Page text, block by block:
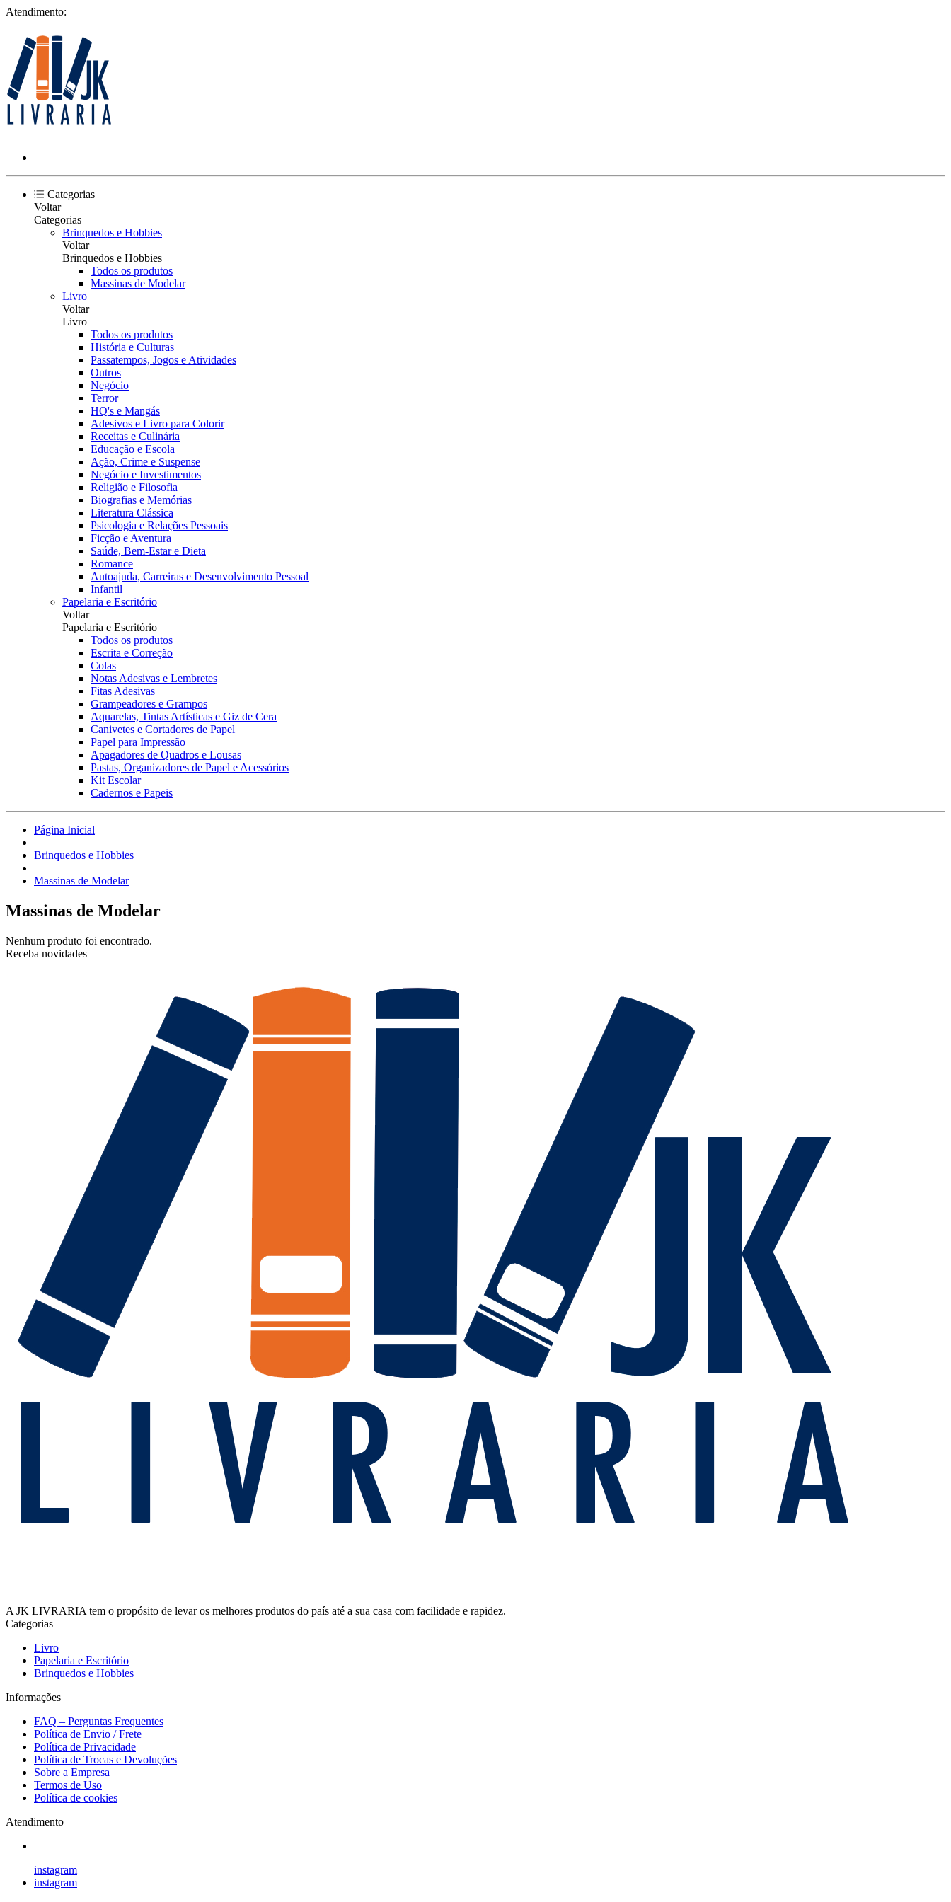
Atendimento:
Categorias
Voltar
Categorias
Brinquedos e Hobbies
Voltar
Brinquedos e Hobbies
Todos os produtos
Massinas de Modelar
Livro
Voltar
Livro
Todos os produtos
História e Culturas
Passatempos, Jogos e Atividades
Outros
Negócio
Terror
HQ's e Mangás
Adesivos e Livro para Colorir
Receitas e Culinária
Educação e Escola
Ação, Crime e Suspense
Negócio e Investimentos
Religião e Filosofia
Biografias e Memórias
Literatura Clássica
Psicologia e Relações Pessoais
Ficção e Aventura
Saúde, Bem-Estar e Dieta
Romance
Autoajuda, Carreiras e Desenvolvimento Pessoal
Infantil
Papelaria e Escritório
Voltar
Papelaria e Escritório
Todos os produtos
Escrita e Correção
Colas
Notas Adesivas e Lembretes
Fitas Adesivas
Grampeadores e Grampos
Aquarelas, Tintas Artísticas e Giz de Cera
Canivetes e Cortadores de Papel
Papel para Impressão
Apagadores de Quadros e Lousas
Pastas, Organizadores de Papel e Acessórios
Kit Escolar
Cadernos e Papeis
Página Inicial
Brinquedos e Hobbies
Massinas de Modelar
Massinas de Modelar
Nenhum produto foi encontrado.
Receba novidades
A JK LIVRARIA tem o propósito de levar os melhores produtos do país até a sua casa com facilidade e rapidez.
Categorias
Livro
Papelaria e Escritório
Brinquedos e Hobbies
Informações
FAQ – Perguntas Frequentes
Política de Envio / Frete
Política de Privacidade
Política de Trocas e Devoluções
Sobre a Empresa
Termos de Uso
Política de cookies
Atendimento
instagram
instagram